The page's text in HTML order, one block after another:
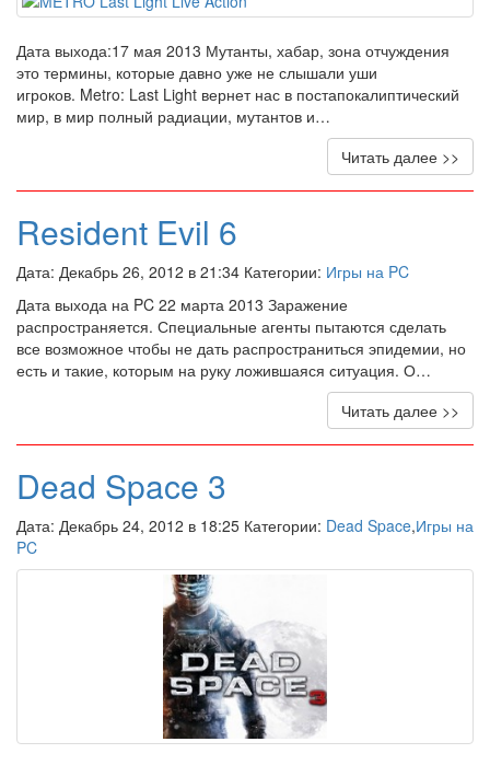
Дата выхода:17 мая 2013 Мутанты, хабар, зона отчуждения
это термины, которые давно уже не слышали уши
игроков. Metro: Last Light вернет нас в постапокалиптический
мир, в мир полный радиации, мутантов и…
Читать далее >>
Resident Evil 6
Дата: Декабрь 26, 2012 в 21:34 Категории: Игры на PC
Дата выхода на PC 22 марта 2013 Заражение
распространяется. Специальные агенты пытаются сделать
все возможное чтобы не дать распространиться эпидемии, но
есть и такие, которым на руку ложившаяся ситуация. О…
Читать далее >>
Dead Space 3
Дата: Декабрь 24, 2012 в 18:25 Категории: Dead Space,Игры на
PC